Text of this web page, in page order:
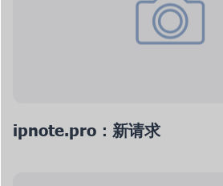
ipnote.pro：新请求